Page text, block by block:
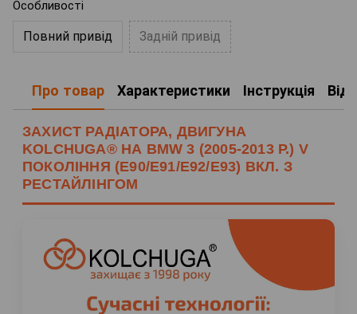
Особливості
Повний привід Задній привід
Про товар Характеристики Інструкція
ЗАХИСТ РАДІАТОРА, ДВИГУНА
KOLCHUGA® НА BMW 3 (2005-2013 Р.) V
ПОКОЛІННЯ (E90/E91/E92/E93) ВКЛ. З
РЕСТАЙЛІНГОМ